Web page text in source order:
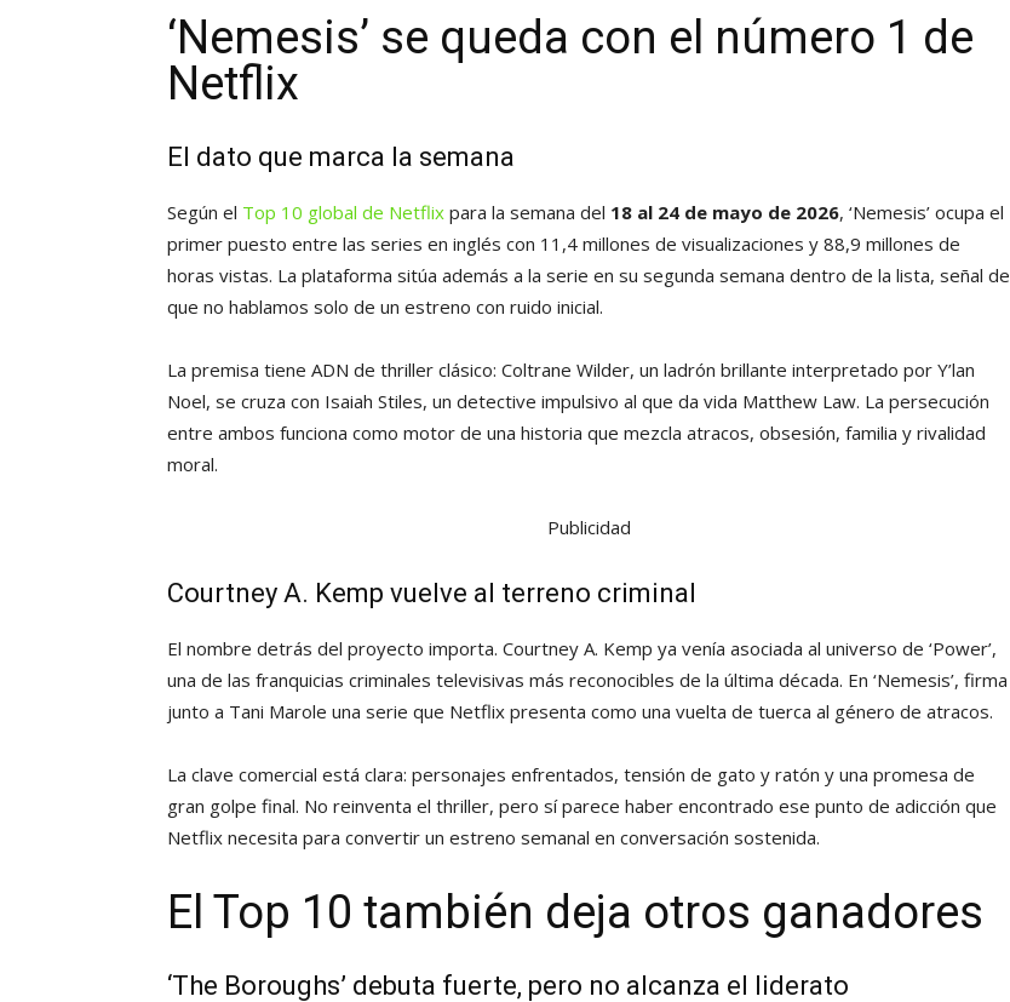
‘Nemesis’ se queda con el número 1 de
Netflix
El dato que marca la semana
Según el Top 10 global de Netflix para la semana del 18 al 24 de mayo de 2026, ‘Nemesis’ ocupa el
primer puesto entre las series en inglés con 11,4 millones de visualizaciones y 88,9 millones de
horas vistas. La plataforma sitúa además a la serie en su segunda semana dentro de la lista, señal de
que no hablamos solo de un estreno con ruido inicial.
La premisa tiene ADN de thriller clásico: Coltrane Wilder, un ladrón brillante interpretado por Y’lan
Noel, se cruza con Isaiah Stiles, un detective impulsivo al que da vida Matthew Law. La persecución
entre ambos funciona como motor de una historia que mezcla atracos, obsesión, familia y rivalidad
moral.
Publicidad
Courtney A. Kemp vuelve al terreno criminal
El nombre detrás del proyecto importa. Courtney A. Kemp ya venía asociada al universo de ‘Power’,
una de las franquicias criminales televisivas más reconocibles de la última década. En ‘Nemesis’, firma
junto a Tani Marole una serie que Netflix presenta como una vuelta de tuerca al género de atracos.
La clave comercial está clara: personajes enfrentados, tensión de gato y ratón y una promesa de
gran golpe final. No reinventa el thriller, pero sí parece haber encontrado ese punto de adicción que
Netflix necesita para convertir un estreno semanal en conversación sostenida.
El Top 10 también deja otros ganadores
‘The Boroughs’ debuta fuerte, pero no alcanza el liderato